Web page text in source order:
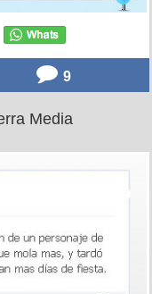
9
Media